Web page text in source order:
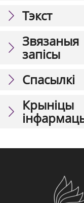
Тэкст
Звязаныя
запісы
Спасылкі
Крыніцы